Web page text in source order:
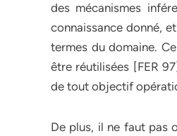
des mécanismes
connaissance donné,
termes du domaine.
être réutilisées [FER
de tout objectif
De plus, il ne faut pas